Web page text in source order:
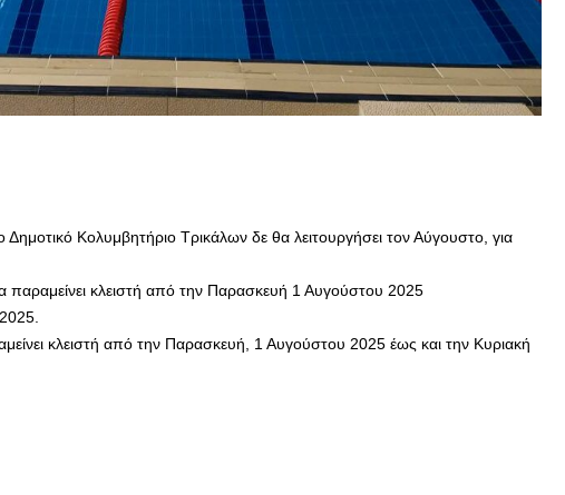
Δημοτικό Κολυμβητήριο Τρικάλων δε θα λειτουργήσει τον Αύγουστο, για
παραμείνει κλειστή από την Παρασκευή 1 Αυγούστου 2025
κλειστή από την Παρασκευή, 1 Αυγούστου 2025 έως και την Κυριακή